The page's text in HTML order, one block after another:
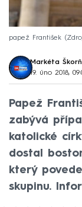
papež František
Markéta
19. úno 2018,
Papež
zabývá
katolické
dostal
který
skupinu.